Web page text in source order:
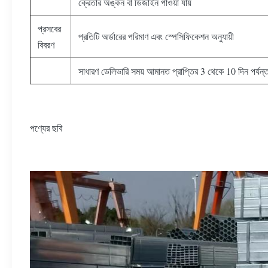
প্রসবের
বিবরণ
প্রতিটি অর্ডারের পরিমাণ এবং স্পেসিফিকেশন অনুযায়ী
সাধারণ ডেলিভারি সময় আমানত প্রাপ্তির 3 থেকে 10 দিন
পণ্যের ছবি